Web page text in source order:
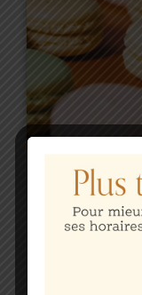
We Love
Aliquam
nisl libero.
dapibus.